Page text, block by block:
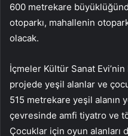
600 metrekare
otoparkı, mahallenin
olacak.
İçmeler Kültür Sanat
projede yeşil alanlar ve
515 metrekare yeşil alanın
çevresinde amfi tiyatro ve
Çocuklar için oyun alanları